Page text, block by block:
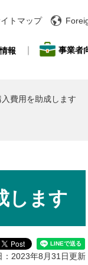
トマップ
報 事業者
費用を助成します
します
：2023年8月31日更新